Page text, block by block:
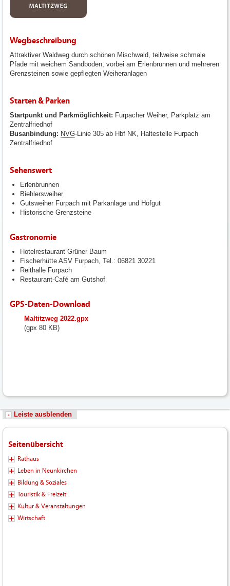
Wegbeschreibung
Attraktiver Waldweg durch schönen Mischwald, teilweise schmale
Pfade mit weichem Sandboden, vorbei am Erlenbrunnen und mehreren
Grenzsteinen sowie gepflegten Weiheranlagen
Starten & Parken
Startpunkt und Parkmöglichkeit: Furpacher Weiher, Parkplatz am
Zentralfriedhof
Busanbindung: NVG-Linie 305 ab Hbf NK, Haltestelle Furpach
Zentralfriedhof
Sehenswert
Erlenbrunnen
Biehlersweiher
Gutsweiher Furpach mit Parkanlage und Hofgut
Historische Grenzsteine
Gastronomie
Hotelrestaurant Grüner Baum
Fischerhütte ASV Furpach, Tel.: 06821 30221
Reithalle Furpach
Restaurant-Café am Gutshof
GPS-Daten-Download
fileadmin/user_upload/neunkirchen/10_Dateien-
Hochladen/102_Dateien-
Maltitzweg 2022.gpx
(gpx 80 KB)
Leiste ausblenden
Seitenübersicht
Rathaus
Leben in Neunkirchen
Bildung & Soziales
Touristik & Freizeit
Kultur & Veranstaltungen
Wirtschaft